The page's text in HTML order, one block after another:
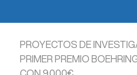
PROYECTOS DE
PRIMER PREMIO